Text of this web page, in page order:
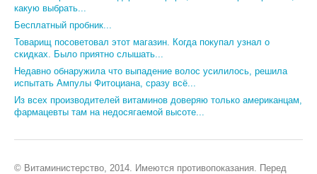
какую выбрать...
Бесплатный пробник...
Товарищ посоветовал этот магазин. Когда покупал узнал о
скидках. Было приятно слышать...
Недавно обнаружила что выпадение волос усилилось, решила
испытать Ампулы Фитоциана, сразу всё...
Из всех производителей витаминов доверяю только американцам,
фармацевты там на недосягаемой высоте...
© Витаминистерство, 2014. Имеются противопоказания. Перед